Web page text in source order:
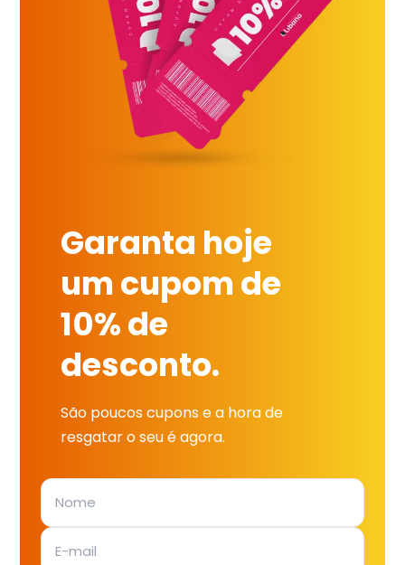
Garanta hoje
um cupom de
10% de
desconto.
São poucos cupons e a hora de
resgatar o seu é agora.